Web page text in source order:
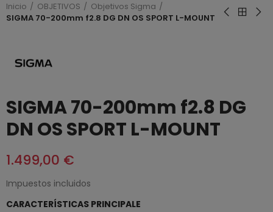
Inicio OBJETIVOS
Objetivos Sigma
SIGMA 70-200mm f2.8 DG DN OS SPORT L-MOUNT
SIGMA 70-200mm f2.8 DG
DN OS SPORT L-MOUNT
1.499,00 €
Impuestos incluidos
CARACTERÍSTICAS PRINCIPALE